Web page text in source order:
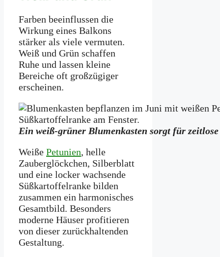
Farben beeinflussen die
Wirkung eines Balkons
stärker als viele vermuten.
Weiß und Grün schaffen
Ruhe und lassen kleine
Bereiche oft großzügiger
erscheinen.
Ein weiß-grüner Blumenkasten sorgt für
Weiße Petunien, helle
Zauberglöckchen, Silberblatt
und eine locker wachsende
Süßkartoffelranke bilden
zusammen ein harmonisches
Gesamtbild. Besonders
moderne Häuser profitieren
von dieser zurückhaltenden
Gestaltung.